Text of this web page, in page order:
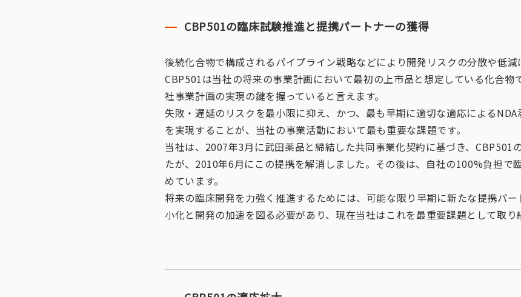
CBP501の臨床試験推進と提携パートナーの獲得
後続化合物で構成されるパイプライン戦略などにより開発リスクの分散や低減
CBP501は当社の将来の事業計画において最初の上市品と想定している化合物
社事業計画の実現の鍵を握っていると言えます。
失敗・遅延のリスクを最小限に抑え、かつ、最も早期に適切な適応による
を実現することが、当社の事業活動において最も重要な課題です。
当社は、2007年3月に武田薬品と締結した共同事業化契約に基づき、CBP501
たが、2010年6月にこの提携を解消しました。その後は、自社の100%負担で
めています。
将来の臨床開発を力強く推進するためには、可能な限り早期に新たな提携パ
小化と開発の加速を図る必要があり、現在当社はこれを最重要課題として取り